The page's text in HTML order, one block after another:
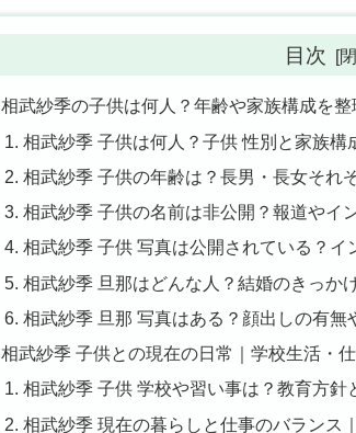
目次
相武紗季の子供は何人？年齢や家族構成を整
相武紗季 子供は何人？子供 性別と家族構
相武紗季 子供の年齢は？長男・長女それ
相武紗季 子供の名前は非公開？報道やイ
相武紗季 子供 写真は公開されている？
相武紗季 旦那はどんな人？結婚のきっか
相武紗季 旦那 写真はある？顔出しの有
相武紗季 子供との現在の日常｜学校生活・
相武紗季 子供 学校や習い事は？教育方
相武紗季 現在の暮らしと仕事のバランス